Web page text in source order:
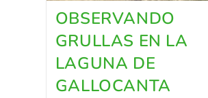
OBSERVANDO
GRULLAS EN LA
LAGUNA DE
GALLOCANTA